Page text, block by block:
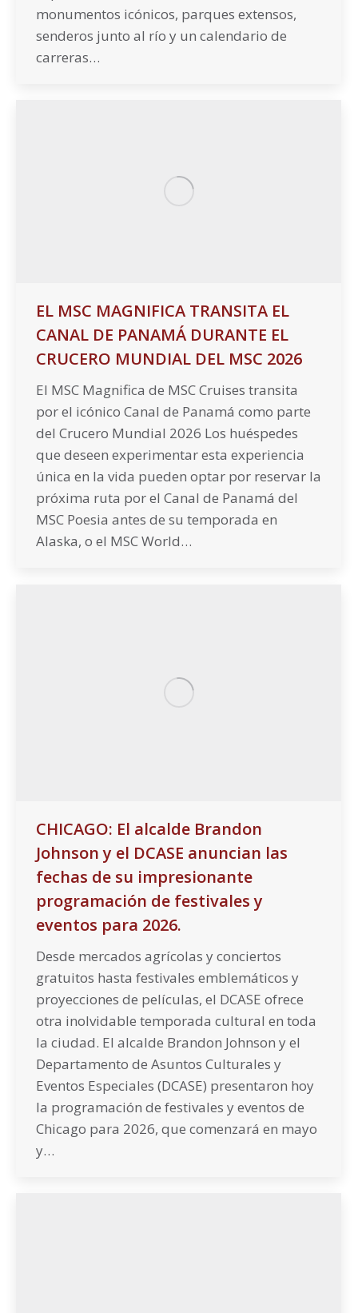
monumentos icónicos, parques extensos,
senderos junto al río y un calendario de
carreras…
EL MSC MAGNIFICA TRANSITA EL
CANAL DE PANAMÁ DURANTE EL
CRUCERO MUNDIAL DEL MSC 2026
El MSC Magnifica de MSC Cruises transita
por el icónico Canal de Panamá como parte
del Crucero Mundial 2026 Los huéspedes
que deseen experimentar esta experiencia
única en la vida pueden optar por reservar la
próxima ruta por el Canal de Panamá del
MSC Poesia antes de su temporada en
Alaska, o el MSC World…
CHICAGO: El alcalde Brandon
Johnson y el DCASE anuncian las
fechas de su impresionante
programación de festivales y
eventos para 2026.
Desde mercados agrícolas y conciertos
gratuitos hasta festivales emblemáticos y
proyecciones de películas, el DCASE ofrece
otra inolvidable temporada cultural en toda
la ciudad. El alcalde Brandon Johnson y el
Departamento de Asuntos Culturales y
Eventos Especiales (DCASE) presentaron hoy
la programación de festivales y eventos de
Chicago para 2026, que comenzará en mayo
y…